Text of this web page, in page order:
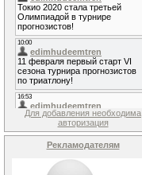
Для добавления необходима
авторизация
Рекламодателям